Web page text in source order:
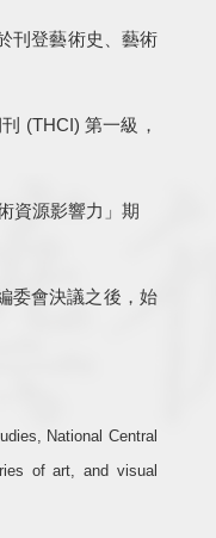
刊登藝術史、藝術
(THCI) 第一級，
資源影響力」期
委會決議之後，始
National Central
of art, and visual